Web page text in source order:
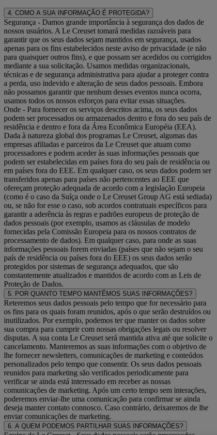
4. COMO A SUA INFORMAÇÃO É PROTEGIDA?
Segurança - Damos grande importância à segurança dos dados de
nossos usuários. A Le Creuset tomará medidas razoáveis ​​para
garantir que os seus dados sejam mantidos em segurança, usados ​​
apenas para os fins estabelecidos neste aviso de privacidade (e não
para quaisquer outros fins), e que possam ser acedidos ​​ou corrigidos
mediante a sua solicitação. Usamos medidas organizacionais,
técnicas e de segurança administrativa para ajudar a proteger contra
a perda, uso indevido e alteração de seus dados pessoais. Embora
não possamos garantir que nenhum desses eventos nunca ocorra,
usamos todos os nossos esforços para evitar essas situações.
Onde - Para fornecer os serviços descritos acima, os seus dados
podem ser processados ​​ou armazenados dentro e fora do seu país de
residência e dentro e fora da Área Econômica Européia (EEA).
Dada à natureza global dos programas Le Creuset, algumas das
empresas afiliadas e parceiros da Le Creuset que atuam como
processadores e podem aceder às suas informações pessoais que
podem ser estabelecidas em países fora do seu país de residência ou
em países fora do EEE. Em qualquer caso, os seus dados podem ser
transferidos apenas para países não pertencentes ao EEE que
ofereçam proteção adequada de acordo com a legislação Europeia
(como é o caso da Suíça onde o Le Creuset Group AG está sediada)
ou, se não for esse o caso, sob acordos contratuais específicos para
garantir a aderência às regras e padrões europeus de proteção de
dados pessoais (por exemplo, usamos as cláusulas de modelo
fornecidas pela Comissão Europeia para os nossos contratos de
processamento de dados). Em qualquer caso, para onde as suas
informações pessoais forem enviadas (países que não sejam o seu
país de residência ou países fora do EEE) os seus dados serão
protegidos por sistemas de segurança adequados, que são
constantemente atualizados e mantidos de acordo com as Leis de
Proteção de Dados.
5. POR QUANTO TEMPO MANTÊMOS SUAS INFORMAÇÕES?
Reteremos seus dados pessoais pelo tempo que for necessário para
os fins para os quais foram reunidos, após o que serão destruídos ou
inutilizados. Por exemplo, podemos ter que manter os dados sobre
sua compra para cumprir com nossas obrigações legais ou resolver
disputas. A sua conta Le Creuset será mantida ativa até que solicite o
cancelamento. Manteremos as suas informações com o objetivo de
lhe fornecer newsletters, comunicações de marketing e conteúdos
personalizados pelo tempo que consentir. Os seus dados pessoais
reunidos para marketing são verificados periodicamente para
verificar se ainda está interessado em receber as nossas
comunicações de marketing. Após um certo tempo sem interações,
poderemos enviar-lhe uma comunicação para confirmar se ainda
deseja manter contato connosco. Caso contrário, deixaremos de lhe
enviar comunicações de marketing.
6. A QUEM PODEMOS PARTILHAR SUAS INFORMAÇÕES?